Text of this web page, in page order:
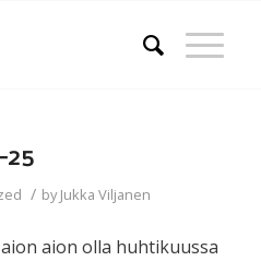
25
/ byJukka Viljanen
aion olla huhtikuussa